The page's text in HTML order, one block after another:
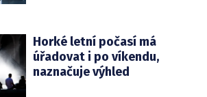
Horké letní počasí má
úřadovat i po víkendu,
naznačuje výhled